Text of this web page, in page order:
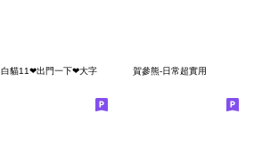
白貓11❤出門一下❤大字 賀參熊-日常超實用